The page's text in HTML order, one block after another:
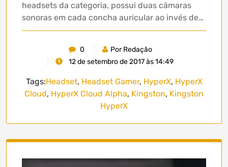
headsets da categoria, possui duas câmaras
sonoras em cada concha auricular ao invés de…
0
Por Redação
12 de setembro de 2017 às 14:49
Tags:Headset, Headset Gamer, HyperX, HyperX
Cloud, HyperX Cloud Alpha, Kingston, Kingston
HyperX